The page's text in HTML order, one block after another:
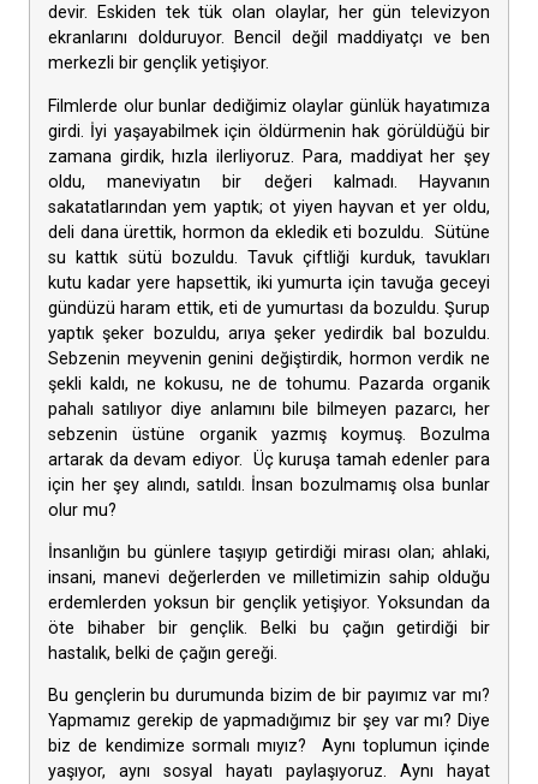
devir. Eskiden tek tük olan olaylar, her gün televizyon
ekranlarını dolduruyor. Bencil değil maddiyatçı ve ben
merkezli bir gençlik yetişiyor.
Filmlerde olur bunlar dediğimiz olaylar günlük hayatımıza
girdi. İyi yaşayabilmek için öldürmenin hak görüldüğü bir
zamana girdik, hızla ilerliyoruz. Para, maddiyat her şey
oldu, maneviyatın bir değeri kalmadı. Hayvanın
sakatatlarından yem yaptık; ot yiyen hayvan et yer oldu,
deli dana ürettik, hormon da ekledik eti bozuldu. Sütüne
su kattık sütü bozuldu. Tavuk çiftliği kurduk, tavukları
kutu kadar yere hapsettik, iki yumurta için tavuğa geceyi
gündüzü haram ettik, eti de yumurtası da bozuldu. Şurup
yaptık şeker bozuldu, arıya şeker yedirdik bal bozuldu.
Sebzenin meyvenin genini değiştirdik, hormon verdik ne
şekli kaldı, ne kokusu, ne de tohumu. Pazarda organik
pahalı satılıyor diye anlamını bile bilmeyen pazarcı, her
sebzenin üstüne organik yazmış koymuş. Bozulma
artarak da devam ediyor. Üç kuruşa tamah edenler para
için her şey alındı, satıldı. İnsan bozulmamış olsa bunlar
olur mu?
İnsanlığın bu günlere taşıyıp getirdiği mirası olan; ahlaki,
insani, manevi değerlerden ve milletimizin sahip olduğu
erdemlerden yoksun bir gençlik yetişiyor. Yoksundan da
öte bihaber bir gençlik. Belki bu çağın getirdiği bir
hastalık, belki de çağın gereği.
Bu gençlerin bu durumunda bizim de bir payımız var mı?
Yapmamız gerekip de yapmadığımız bir şey var mı? Diye
biz de kendimize sormalı mıyız? Aynı toplumun içinde
yaşıyor, aynı sosyal hayatı paylaşıyoruz. Aynı hayat